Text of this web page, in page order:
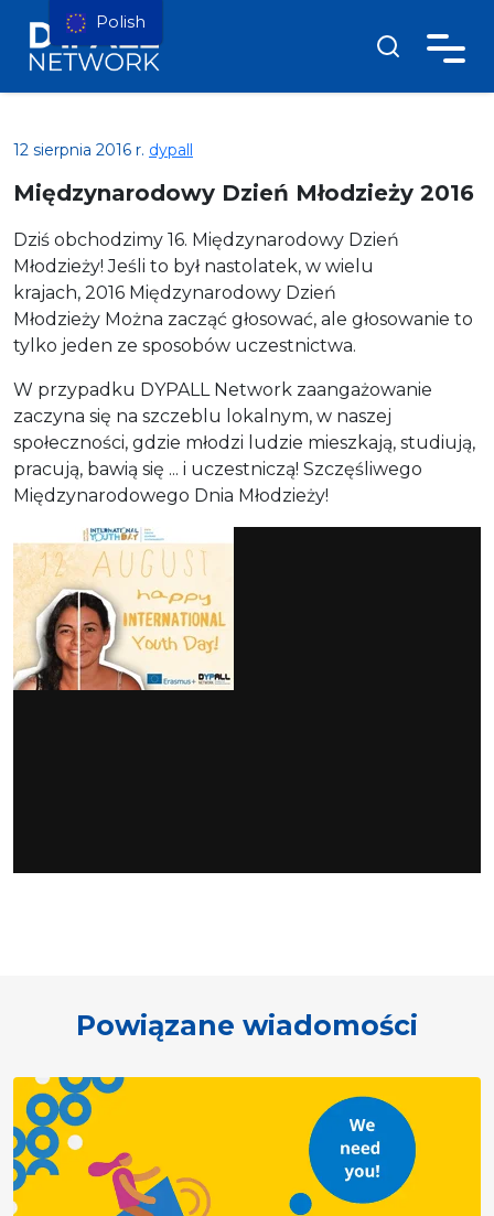
12 sierpnia 2016 r. dypall
Międzynarodowy Dzień Młodzieży 2016
Dziś obchodzimy 16. Międzynarodowy Dzień
Młodzieży! Jeśli to był nastolatek, w wielu
krajach, 2016 Międzynarodowy Dzień
Młodzieży Można zacząć głosować, ale głosowanie to
tylko jeden ze sposobów uczestnictwa.
W przypadku DYPALL Network zaangażowanie
zaczyna się na szczeblu lokalnym, w naszej
społeczności, gdzie młodzi ludzie mieszkają, studiują,
pracują, bawią się ... i uczestniczą! Szczęśliwego
Międzynarodowego Dnia Młodzieży!
Powiązane wiadomości
Polish